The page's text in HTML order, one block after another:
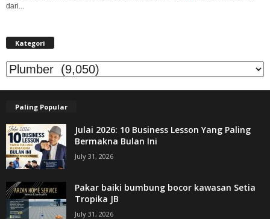
dari...
Kategori
Kategori
Paling Popular
Julai 2026: 10 Business Lesson Yang Paling
Bermakna Bulan Ini
July 31, 2026
Pakar baiki bumbung bocor kawasan Setia
Tropika JB
July 31, 2026